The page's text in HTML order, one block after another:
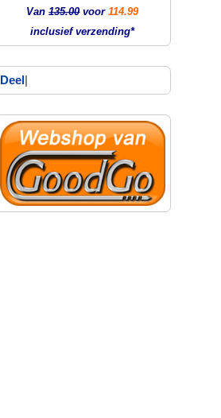
Van135.00voor114.99
inclusief verzending*
Deel|